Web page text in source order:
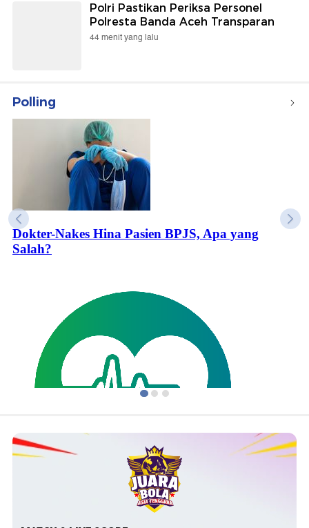
Polri Pastikan Periksa Personel
Polresta Banda Aceh Transparan
44 menit yang lalu
Polling